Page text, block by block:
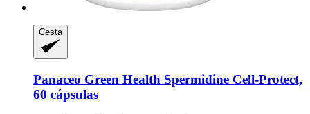
Cesta
Panaceo Green Health Spermidine Cell-​Protect,
60 cápsulas